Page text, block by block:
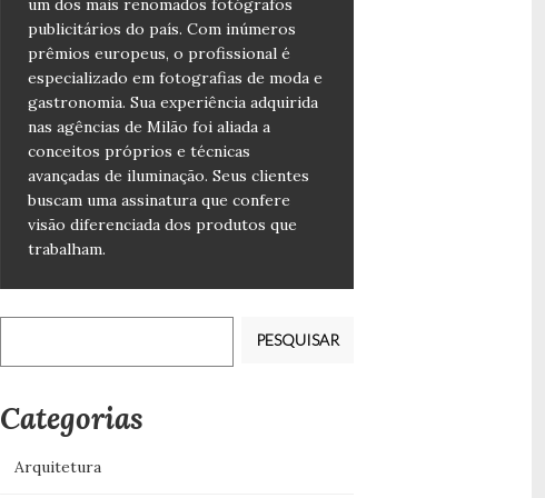
um dos mais renomados fotógrafos
publicitários do país. Com inúmeros
prêmios europeus, o profissional é
especializado em fotografias de moda e
gastronomia. Sua experiência adquirida
nas agências de Milão foi aliada a
conceitos próprios e técnicas
avançadas de iluminação. Seus clientes
buscam uma assinatura que confere
visão diferenciada dos produtos que
trabalham.
Categorias
Arquitetura